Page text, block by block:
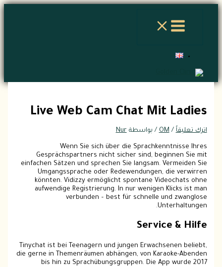
تخطي
Live Web Cam Chat Mit Ladies
اترك تعليقاً /
OM / بواسطة Nur
Wenn Sie sich über die Sprachkenntnisse Ihres
Gesprächspartners nicht sicher sind, beginnen Sie mit
einfachen Sätzen und sprechen Sie langsam. Vermeiden Sie
Umgangssprache oder Redewendungen, die verwirren
könnten. Vidizzy ermöglicht spontane Videochats ohne
aufwendige Registrierung. In nur wenigen Klicks ist man
verbunden – best für schnelle und zwanglose
Unterhaltungen.
Service & Hilfe
Tinychat ist bei Teenagern und jungen Erwachsenen beliebt,
die gerne in Themenräumen abhängen, von Karaoke-Abenden
bis hin zu Sprachübungsgruppen. Die App wurde 2017
اكتب
اسم*
Email*
الموقع